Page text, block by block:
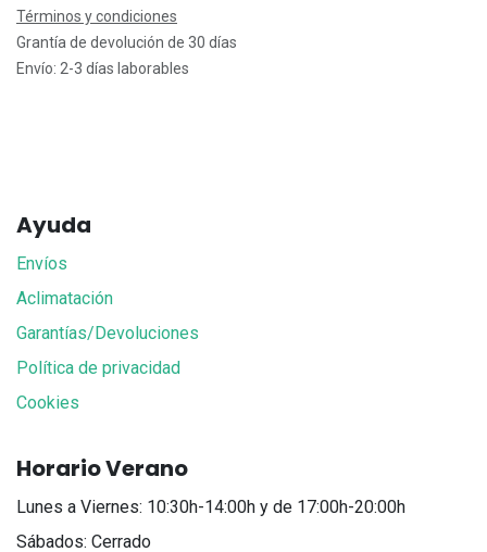
Términos y condiciones
Grantía de devolución de 30 días
Envío: 2-3 días laborables
Ayuda
Envíos
Aclimatación
Garantías/Devoluciones
Política de privacidad
Cookies
Horario Verano
Lunes a Viernes: 10:30h-14:00h y de 17:00h-20:00h
Sábados: Cerrado